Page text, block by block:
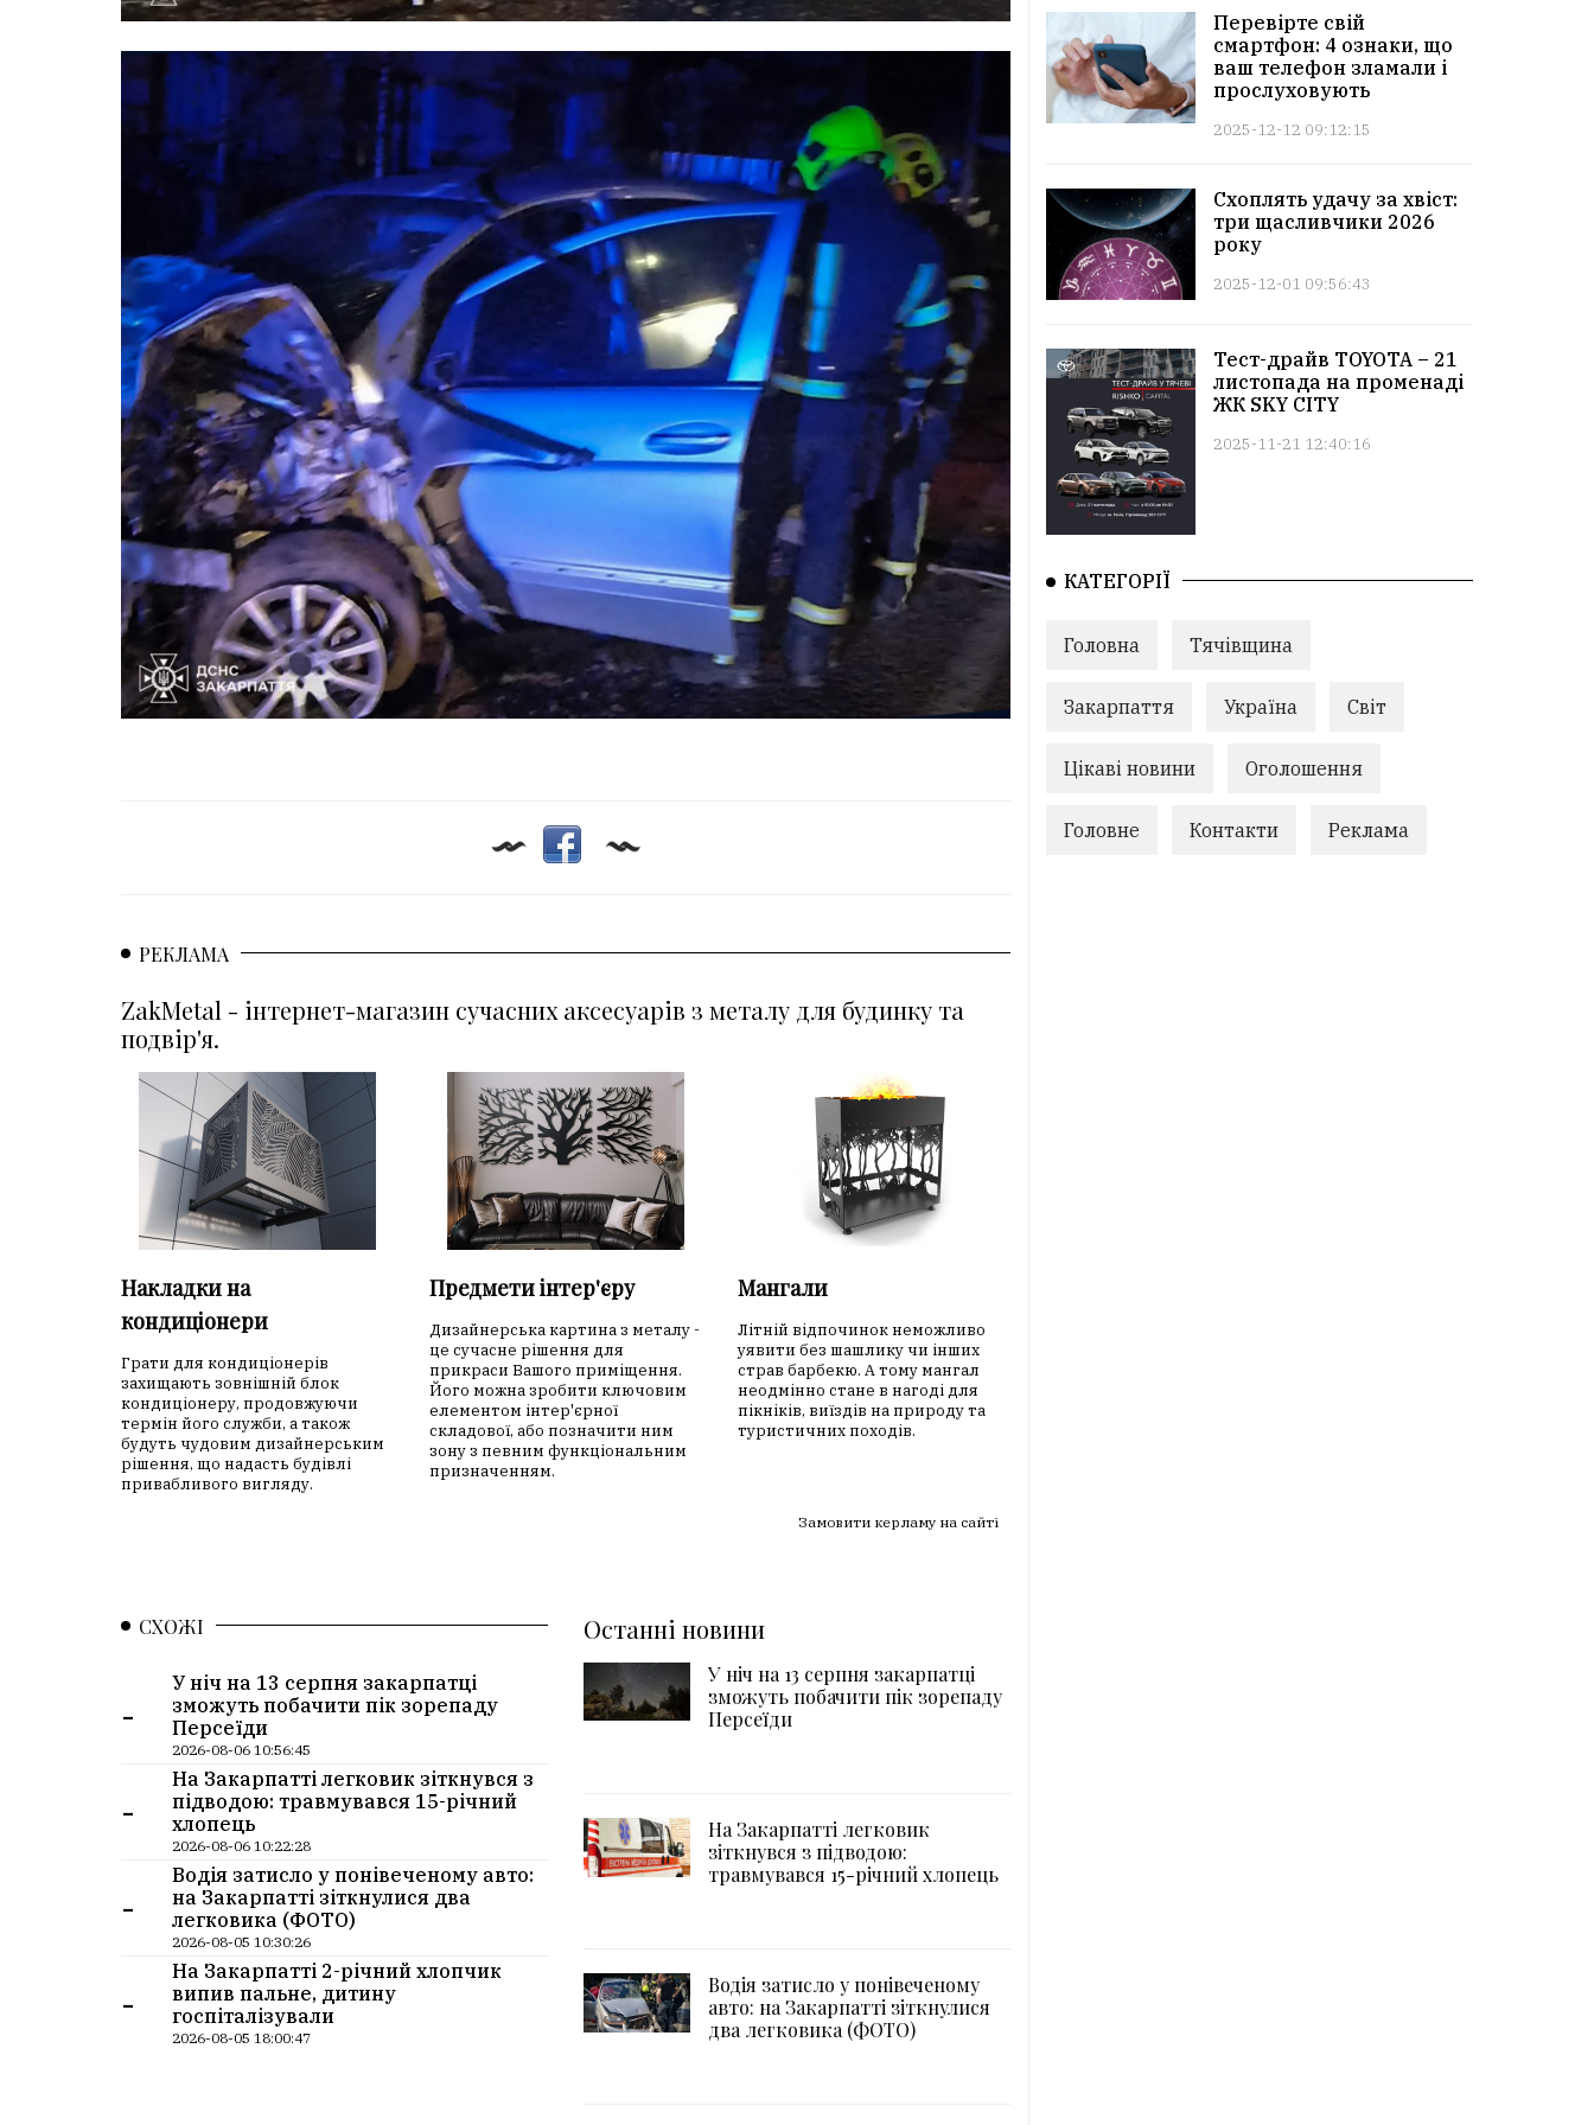
РЕКЛАМА
ZakMetal - інтернет-магазин сучасних аксесуарів з металу для будинку та
подвір'я.
Накладки на
кондиціонери
Грати для кондиціонерів
захищають зовнішній блок
кондиціонеру, продовжуючи
термін його служби, а також
будуть чудовим дизайнерським
рішення, що надасть будівлі
привабливого вигляду.
Предмети інтер'єру
Дизайнерська картина з металу -
це сучасне рішення для
прикраси Вашого приміщення.
Його можна зробити ключовим
елементом інтер'єрної
складової, або позначити ним
зону з певним функціональним
призначенням.
Мангали
Літній відпочинок неможливо
уявити без шашлику чи інших
страв барбекю. А тому мангал
неодмінно стане в нагоді для
пікніків, виїздів на природу та
туристичних походів.
Замовити керламу на сайті
СХОЖІ
-
У ніч на 13 серпня закарпатці
зможуть побачити пік зорепаду
Персеїди
2026-08-06 10:56:45
-
На Закарпатті легковик зіткнувся з
підводою: травмувався 15-річний
хлопець
2026-08-06 10:22:28
-
Водія затисло у понівеченому авто:
на Закарпатті зіткнулися два
легковика (ФОТО)
2026-08-05 10:30:26
-
На Закарпатті 2-річний хлопчик
випив пальне, дитину
госпіталізували
2026-08-05 18:00:47
Останні новини
У ніч на 13 серпня закарпатці
зможуть побачити пік зорепаду
Персеїди
На Закарпатті легковик
зіткнувся з підводою:
травмувався 15-річний хлопець
Водія затисло у понівеченому
авто: на Закарпатті зіткнулися
два легковика (ФОТО)
Перевірте свій
смартфон: 4 ознаки, що
ваш телефон зламали і
прослуховують
2025-12-12 09:12:15
Схоплять удачу за хвіст:
три щасливчики 2026
року
2025-12-01 09:56:43
Тест-драйв TOYOTA – 21
листопада на променаді
ЖК SKY CITY
2025-11-21 12:40:16
КАТЕГОРІЇ
Головна Тячівщина
Закарпаття Україна Світ
Цікаві новини Оголошення
Головне Контакти Реклама